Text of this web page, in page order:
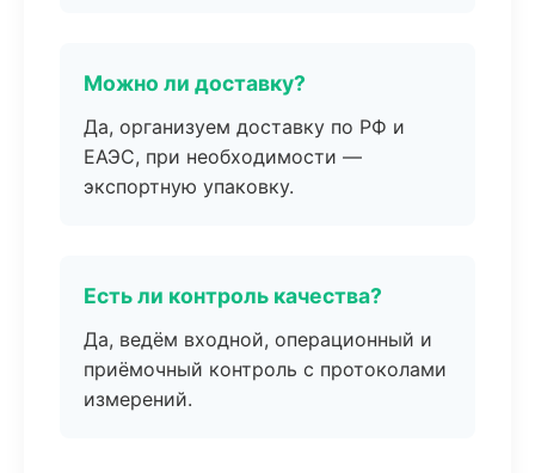
Можно ли доставку?
Да, организуем доставку по РФ и
ЕАЭС, при необходимости —
экспортную упаковку.
Есть ли контроль качества?
Да, ведём входной, операционный и
приёмочный контроль с протоколами
измерений.